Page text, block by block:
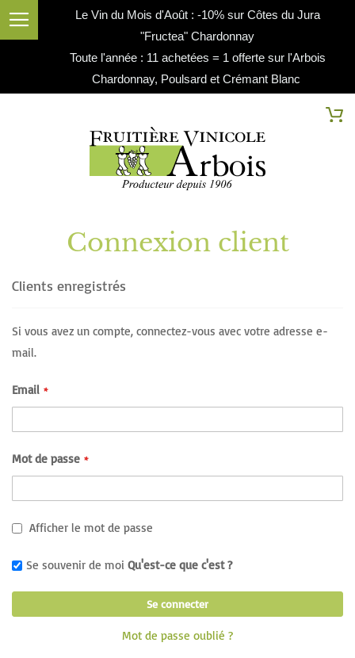
Le Vin du Mois d'Août : -10% sur Côtes du Jura
"Fructea" Chardonnay
Toute l'année : 11 achetées = 1 offerte sur l'Arbois
Chardonnay, Poulsard et Crémant Blanc
Connexion client
Clients enregistrés
Si vous avez un compte, connectez-vous avec votre adresse e-
mail.
Email
Mot de passe
Afficher le mot de passe
Se souvenir de moi Qu'est-ce que c'est ?
Se connecter
Mot de passe oublié ?